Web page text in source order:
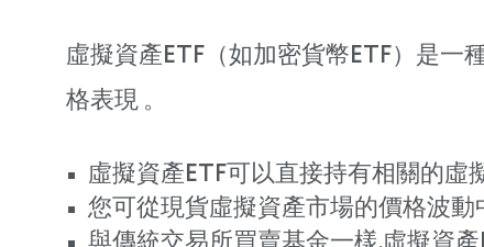
虛擬資產ETF（如加密貨幣ETF）是一
格表現 。
虛擬資產ETF可以直接持有相關的虛
您可從現貨虛擬資產市場的價格波動